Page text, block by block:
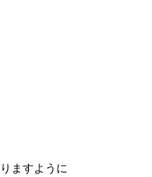
ますように